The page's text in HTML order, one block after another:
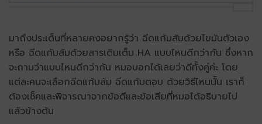
มาถึงประเด็นที่หลายคงอยากรู้ว่า ฉีดแก้มส้มด้วยไขมันตัวเอง
หรือ ฉีดแก้มส้มด้วยสารเติมเต็ม HA แบบไหนดีกว่ากัน ซึ่งหาก
จะถามว่าแบบไหนดีกว่ากัน หมอบอกได้เลยว่าดีทั้งคู่ค่ะ โดย
แต่ละคนจะเลือกฉีดแก้มส้ม ฉีดแก้มตอบ ด้วยวิธีไหนนั้น เราก็
ต้องเช็คและพิจารณาจากข้อดีและข้อเสียที่หมอได้อธิบายไป
แล้วข้างต้น